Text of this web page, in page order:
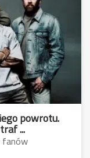
powrotu.
...
fanów